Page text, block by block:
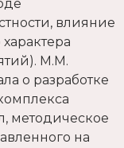
влияние
М.М.
о разработке
методическое
на